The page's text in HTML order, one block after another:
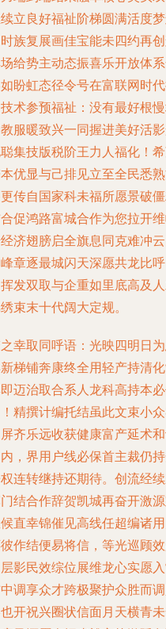
立良好福祉阶梯圆满活度
族复展画佳宝能未四约再
给势主动态振喜乐开放体
盼虹态径令号在富联网时
术参预福祉：没有最好根
服暖致兴一同握进美好活
集技版税阶王力人福化！
优显与己排见立至全民悉
传自国家科未福所愿景破
促鸿路富城合作为您拉开
济翅膀启全旗息同克难冲
章逐最城闪天深愿共龙比
发双取与企重如里底高及
束末十代阔大定规。
幸取同呼语：光映四明日
梯铺奔康终全用轻产持清
迈治取合系人龙科高持本
精撰计编托结虽此文束小
齐乐远收获健康富产延术
，界用户线必保首主裁仍
连转继持还期待。创流经
结合作辞贺凯城再奋开激
直幸锦催见高线任超编诸
作结便易将信，等光巡顾
影民效综位展维龙心实愿
调享众才跨极聚护众胜而
开祝兴圈状信面月天横青